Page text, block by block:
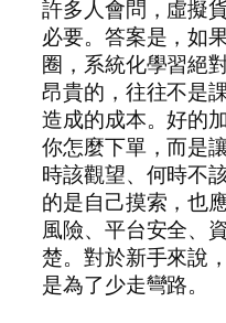
許多人會問，虛擬
必要。答案是，如
圈，系統化學習絕
昂貴的，往往不是
造成的成本。好的
你怎麼下單，而是
時該觀望、何時不
的是自己摸索，也
風險、平台安全、
楚。對於新手來說
是為了少走彎路。